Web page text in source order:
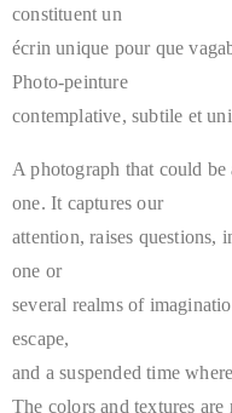
constituent un
écrin unique pour que
Photo-peinture
contemplative, subtile et
A photograph that could
one. It captures our
attention, raises questions,
one or
several realms of
escape,
and a suspended time
The colors and textures